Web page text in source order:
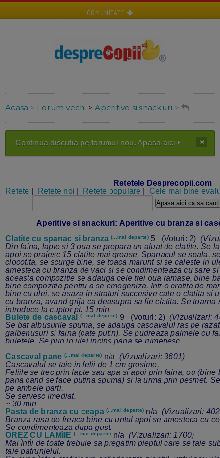
COMUNITATE
Acasa > Forum vechi >Aperitive si snackuri >
Continua discutia pe forumul nou. Apasa aici
Retetele Desprecopii.com
Retete
Retete noi Retete populare Cele mai bine
Aperitive si snackuri: Aperitive cu branza si
Clatite cu spanac si branza (...mai departe)5 (Voturi: 2)
Din faina, lapte si 3 oua se prepara un aluat de clatite. Se
apoi se prajesc 15 clatite mai groase. Spanacul se spala,
clocotita, se scurge bine, se toaca marunt si se caleste in
amesteca cu branza de vaci si se condimenteaza cu sare
aceasta compozitie se adauga cele trei oua ramase, bine
bine compozitia pentru a se omogeniza. Intr-o cratita de
bine cu ulei, se asaza in straturi succesive cate o clatita si
cu branza, avand grija ca deasupra sa fie clatita. Se toarna
introduce la cuptor pt. 15 min.
Bulete de cascaval
(...mai departe) 9 (Voturi: 2) (Vizualizari:
Se bat albusurile spuma, se adauga cascavalul ras pe
galbenusuri si faina (cate putin). Se pudreaza palmele cu
buletele. Se pun in ulei incins pana se rumenesc.
Cascaval pane (...mai departe) n/a (Vizualizari: 3601)
Cascavalul se taie in felii de 1 cm grosime.
Feliile se trec prin lapte sau apa si apoi prin faina, ou (bine
pana cand se face putina spuma) si la urma prin pesmet.
pe ambele parti.
Se servesc imediat.
~ 30 min
Pasta de branza cu ceapa (...mai departe) n/a (Vizualizari:
Branza rasa de freaca bine cu untul apoi se amesteca cu
Se condimenteaza dupa gust.
OREZ CU LAMìIE (...mai departe) n/a (Vizualizari: 1700)
Mai ìntìi de toate trebuie sa pregatim pieptul care se taie
taie patrunjelul.